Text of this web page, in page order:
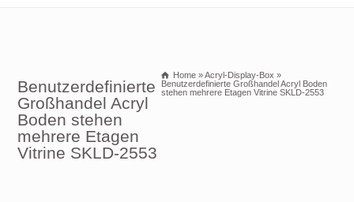
Benutzerdefinierte
Großhandel Acryl
Boden stehen
mehrere Etagen
Vitrine SKLD-2553
Home »Acryl-Display-Box »
Benutzerdefinierte Großhandel Acryl Boden
stehen mehrere Etagen Vitrine SKLD-2553